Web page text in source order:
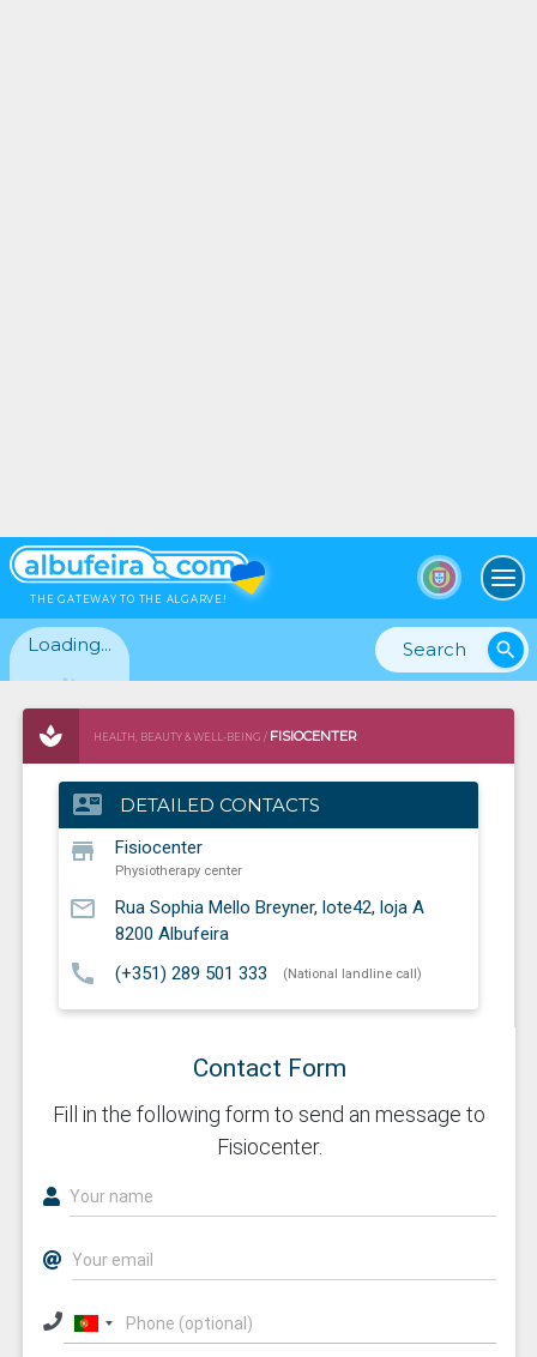
THE GATEWAY TO THE ALGARVE!
search
Loading...
HEALTH, BEAUTY & WELL-BEING / FISIOCENTER
contact_mail DETAILED CONTACTS
store Fisiocenter
Physiotherapy center
mail_outline
Rua Sophia Mello Breyner, lote42, loja A
8200 Albufeira
call (+351) 289 501 333 (National landline call)